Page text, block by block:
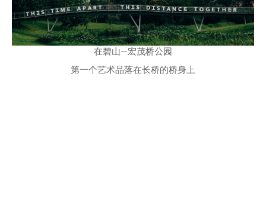
在碧山—宏茂桥公园
第一个艺术品落在长桥的桥身上